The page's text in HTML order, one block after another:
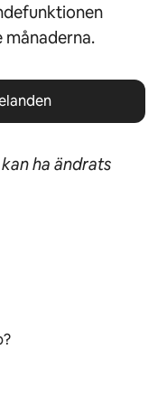
månaderna.
ha ändrats